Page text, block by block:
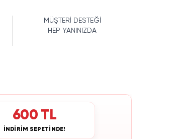
MÜŞTERİ DESTEĞİ
HEP YANINIZDA
600 TL
İNDİRİM SEPETİNDE!